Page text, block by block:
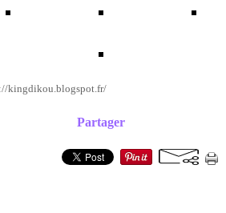
kingdikou.blogspot.fr/
Partager